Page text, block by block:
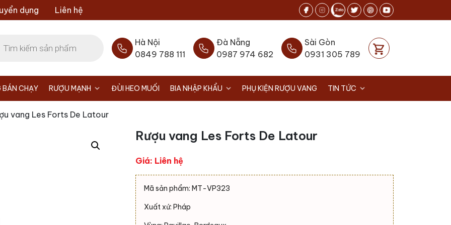
dụng Liên hệ
Hà Nội
0849 788 111
Đà Nẵng
0987 974 682
Sài Gòn
0931 305 789
BÁN CHẠY RƯỢU MẠNH ĐÙI HEO MUỐI BIA NHẬP KHẨU PHỤ KIỆN RƯỢU VANG TIN TỨC
vang Les Forts De Latour
Rượu vang Les Forts De Latour
Giá: Liên hệ
Mã sản phẩm: MT-VP323
Xuất xứ: Pháp